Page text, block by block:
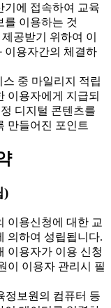
기에 접속하여 교육
를 이용하는 것
공받기 위하여 이
이용자간의 체결하
중 마일리지 적립
이용자에게 지급되
디지털 콘텐츠를
만들어진 포인트
)
이용신청에 대한 교
의하여 성립됩니다.
이용자가 이용 신청
이 이용자 관리시 필
정보원의 컴퓨터 등